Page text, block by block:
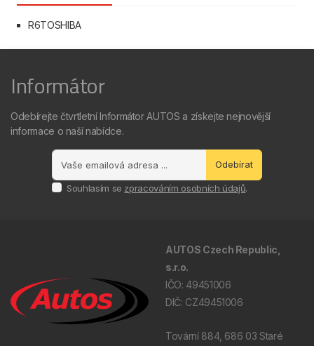
R6TOSHIBA
Informátor
Odebírejte čtvrtletní Informátor AUTOS a získejte nejnovější
informace o naší nabídce.
Odebírat
Souhlasím se zpracováním osobních údajů.
AUTOS Czech Republic,
s.r.o.
IČO: 49451006
DIČ: CZ49451006
Tovární 884, 686 03 Staré